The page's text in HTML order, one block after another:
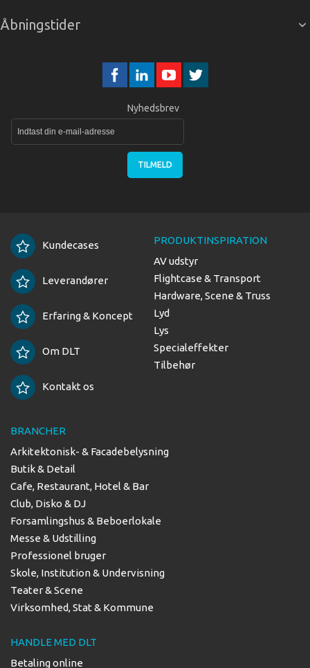
Åbningstider
Nyhedsbrev
TILMELD
Kundecases
Leverandører
Erfaring & Koncept
Om DLT
Kontakt os
PRODUKTINSPIRATION
AV udstyr
Flightcase & Transport
Hardware, Scene & Truss
Lyd
Lys
Specialeffekter
Tilbehør
BRANCHER
Arkitektonisk- & Facadebelysning
Butik & Detail
Cafe, Restaurant, Hotel & Bar
Club, Disko & DJ
Forsamlingshus & Beboerlokale
Messe & Udstilling
Professionel bruger
Skole, Institution & Undervisning
Teater & Scene
Virksomhed, Stat & Kommune
HANDLE MED DLT
Betaling online